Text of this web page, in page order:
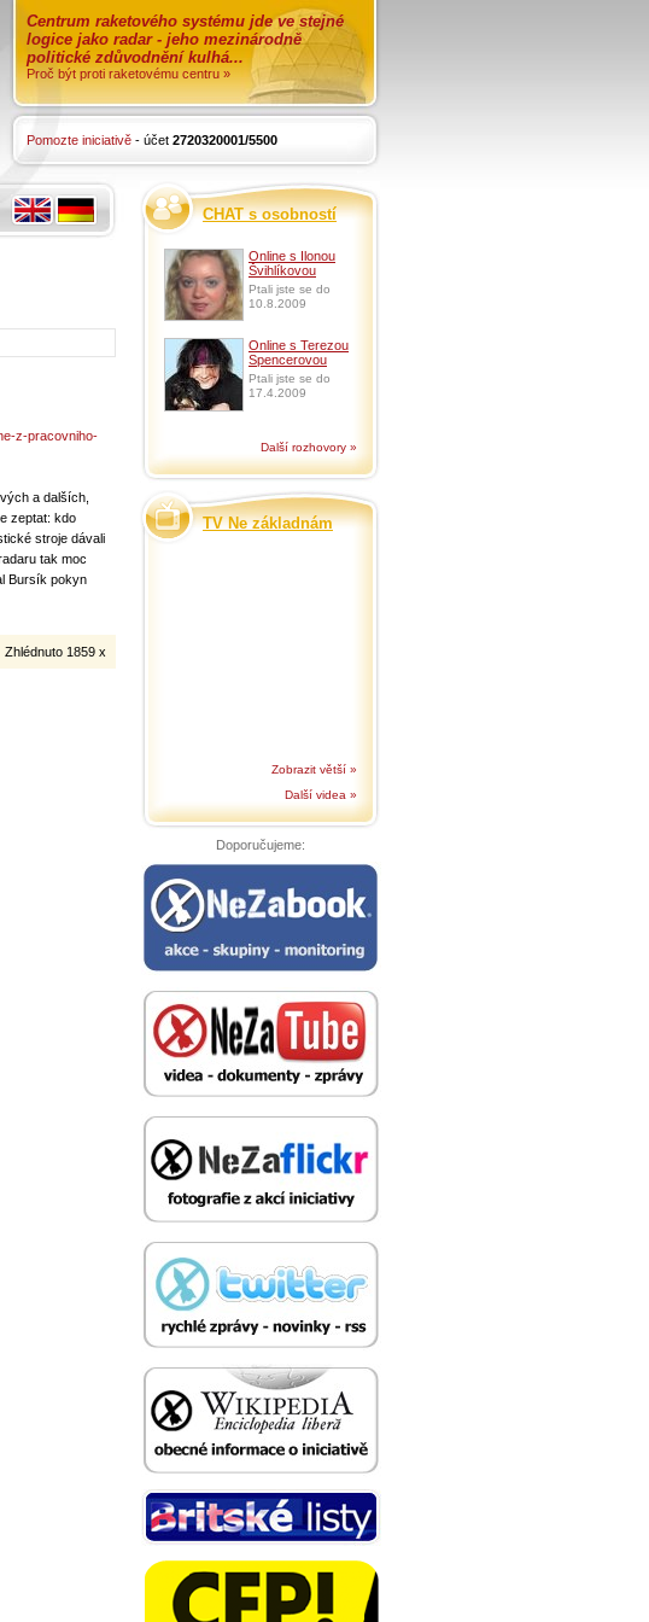
Centrum raketového systému jde ve stejné
logice jako radar - jeho mezinárodně
politické zdůvodnění kulhá...
Proč být proti raketovému centru »
Pomozte iniciativě - účet 2720320001/5500
z-pracovniho-
a dalších,
zeptat: kdo
stroje dávali
tak moc
Bursík pokyn
Zhlédnuto 1859 x
CHAT s osobností
Online s Ilonou
Švihlíkovou
Ptali jste se do
10.8.2009
Online s Terezou
Spencerovou
Ptali jste se do
17.4.2009
Další rozhovory »
TV Ne základnám
Zobrazit větší »
Další videa »
Doporučujeme: